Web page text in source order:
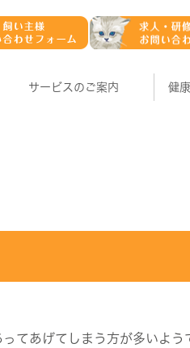
サービスのご案内 健
てあげてしまう方が多いよう